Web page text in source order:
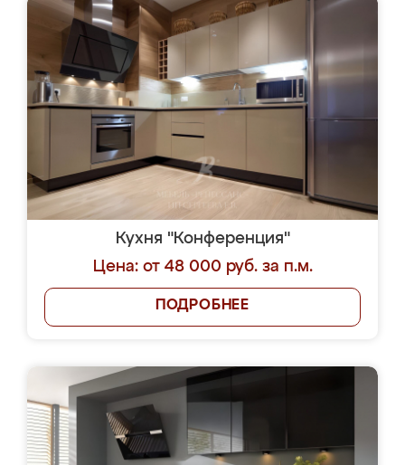
Кухня "Конференция"
Цена: от 48 000 руб. за п.м.
ПОДРОБНЕЕ